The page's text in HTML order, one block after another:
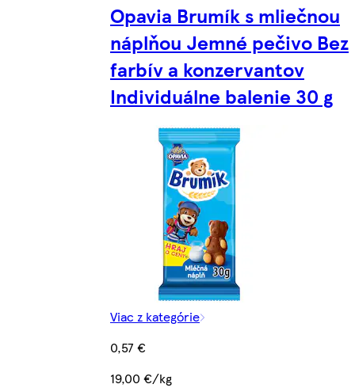
Opavia Brumík s mliečnou
náplňou Jemné pečivo Bez
farbív a konzervantov
Individuálne balenie 30 g
Viac z kategórie
0,57 €
19,00 €/kg